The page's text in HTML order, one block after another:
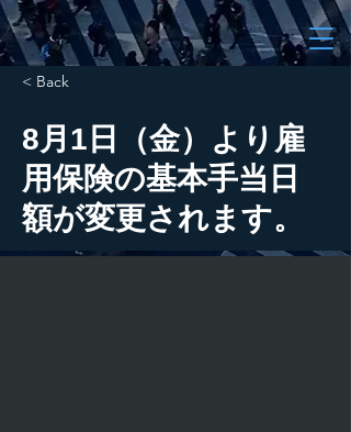
< Back
8月1日（金）より雇
用保険の基本手当日
額が変更されます。